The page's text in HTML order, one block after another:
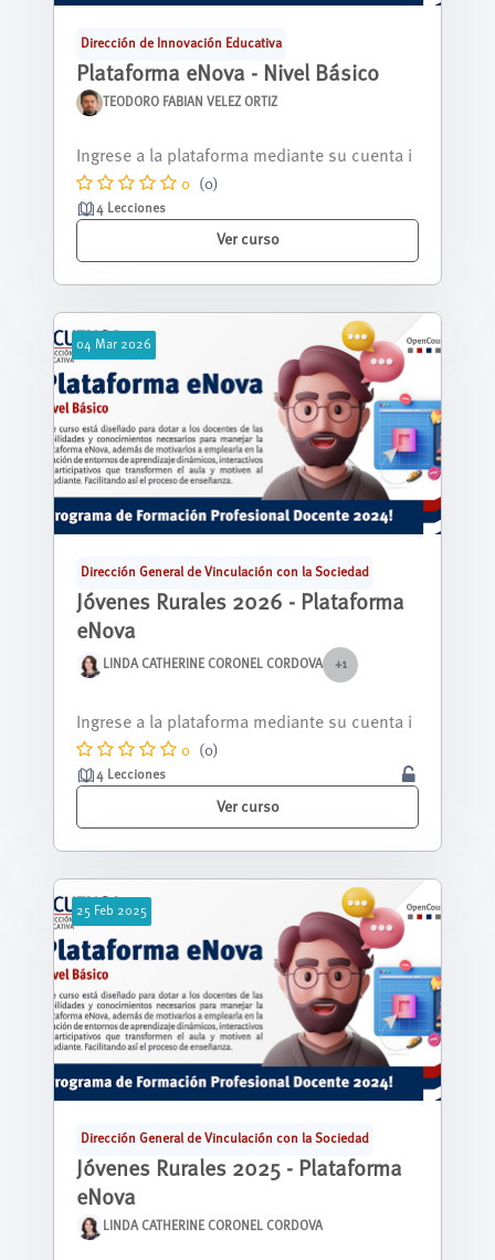
Dirección de Innovación Educativa
Plataforma eNova - Nivel Básico
TEODORO FABIAN VELEZ ORTIZ
as que estás a punto de descubrir una...
0 (0)
4 Lecciones
Ver curso
04 Mar 2026
Dirección General de Vinculación con la Sociedad
Jóvenes Rurales 2026 - Plataforma
eNova
LINDA CATHERINE CORONEL CORDOVA +1
as que estás a punto de descubrir una...
0 (0)
4 Lecciones
Ver curso
25 Feb 2025
Dirección General de Vinculación con la Sociedad
Jóvenes Rurales 2025 - Plataforma
eNova
LINDA CATHERINE CORONEL CORDOVA